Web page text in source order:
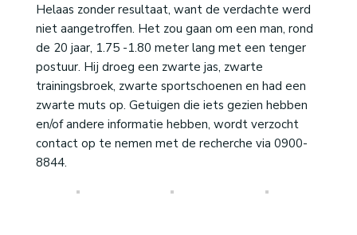
Helaas zonder resultaat, want de verdachte werd
niet aangetroffen. Het zou gaan om een man, rond
de 20 jaar, 1.75 -1.80 meter lang met een tenger
postuur. Hij droeg een zwarte jas, zwarte
trainingsbroek, zwarte sportschoenen en had een
zwarte muts op. Getuigen die iets gezien hebben
en/of andere informatie hebben, wordt verzocht
contact op te nemen met de recherche via 0900-
8844.